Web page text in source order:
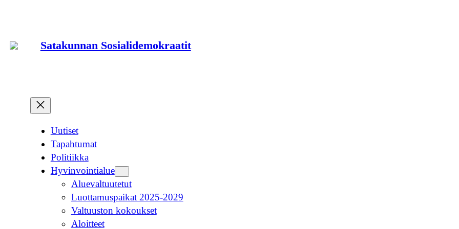
Satakunnan Sosialidemokraatit
Uutiset
Tapahtumat
Politiikka
Hyvinvointialue
Aluevaltuutetut
Luottamuspaikat 2025-2029
Valtuuston kokoukset
Aloitteet